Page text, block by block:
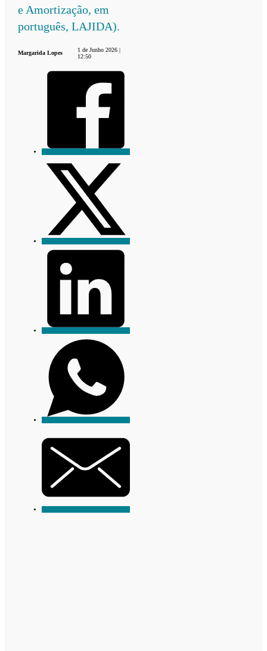
e Amortização, em
português, LAJIDA).
Margarida Lopes
1 de Junho 2026 |
12:50